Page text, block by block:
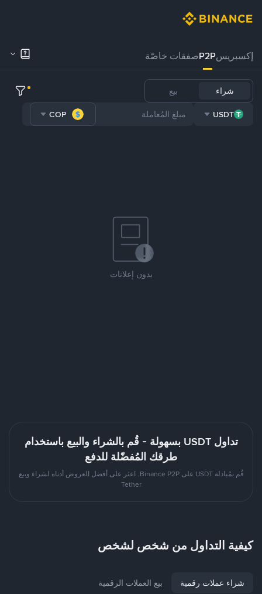
إكسبريسP2Pصفقات خاصّة
شراء بيع
USDT
COP
بدون إعلانات
تداول USDT بسهولة - قُم بالشراء والبيع باستخدام
طرقك المُفضّلة للدفع
قُم بمُبادلة USDT على Binance P2P. اعثر على أفضل العروض أدناه لشراء وبيع
Tether
كيفية التداول من شخص لشخص
شراء عملات رقمية بيع العملات الرقمية